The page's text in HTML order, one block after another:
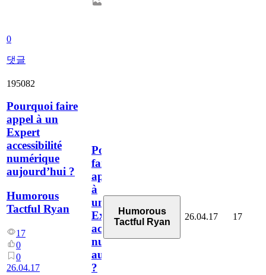
0
댓글
195082
Pourquoi faire
appel à un
Expert
accessibilité
numérique
aujourd’hui ?
Humorous
Tactful Ryan
17
0
0
26.04.17
Pourquoi
faire
appel
à
un
Expert
accessibilité
numérique
aujourd’hui
?
Humorous
Tactful Ryan
26.04.17 17